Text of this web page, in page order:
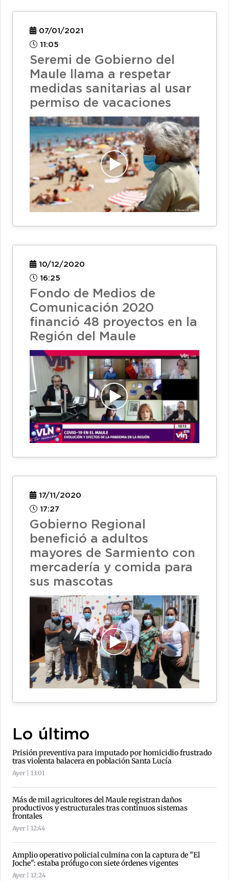
07/01/2021
11:05
Seremi de Gobierno del
Maule llama a respetar
medidas sanitarias al usar
permiso de vacaciones
10/12/2020
16:25
Fondo de Medios de
Comunicación 2020
financió 48 proyectos en la
Región del Maule
17/11/2020
17:27
Gobierno Regional
benefició a adultos
mayores de Sarmiento con
mercadería y comida para
sus mascotas
Lo último
Prisión preventiva para imputado por homicidio frustrado
tras violenta balacera en población Santa Lucía
Ayer | 13:01
Más de mil agricultores del Maule registran daños
productivos y estructurales tras continuos sistemas
frontales
Ayer | 12:44
Amplio operativo policial culmina con la captura de "El
Joche": estaba prófugo con siete órdenes vigentes
Ayer | 12:24